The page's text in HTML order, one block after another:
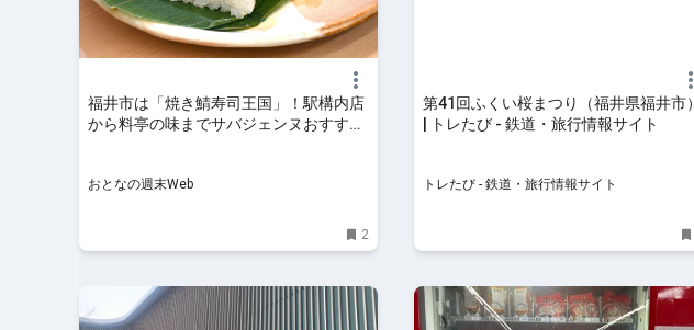
福井市は「焼き鯖寿司王国」！駅構内店
から料亭の味までサバジェンヌおすすめ
おとなの週末Web
2
第41回ふくい桜まつり（福井県福井市）
| トレたび - 鉄道・旅行情報サイト
トレたび - 鉄道・旅行情報サイト